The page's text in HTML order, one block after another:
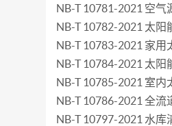
NB-T 10781-2021 空气
NB-T 10782-2021 太
NB-T 10783-2021 家
NB-T 10784-2021 太
NB-T 10785-2021 室
NB-T 10786-2021 全
NB-T 10797-2021 水库